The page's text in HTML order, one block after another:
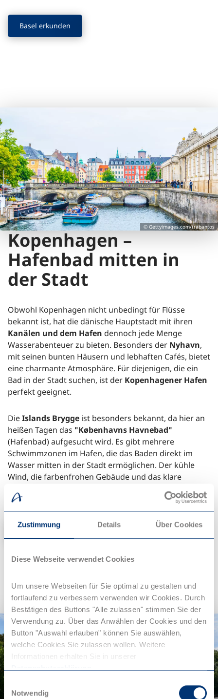
Zustimmung Details Über Cookies
Diese Webseite verwendet Cookies
Um unsere Webseiten für Sie optimal zu gestalten und
fortlaufend zu verbessern verwenden wir Cookies. Durch
Bestätigen des Buttons "Alle zulassen" stimmen Sie der
Verwendung zu. Über das Anwählen der Cookies und den
Button "Auswahl erlauben" können Sie auswählen,
welche Cookies Sie zulassen wollen. Weitere
Informationen erhalten Sie in unserer
Notwendig
Basel erkunden
Kopenhagen –
Hafenbad mitten in
der Stadt
Obwohl Kopenhagen nicht unbedingt für Flüsse
bekannt ist, hat die dänische Hauptstadt mit ihren
Kanälen und dem Hafen dennoch jede Menge
Wasserabenteuer zu bieten. Besonders der Nyhavn,
mit seinen bunten Häusern und lebhaften Cafés, bietet
eine charmante Atmosphäre. Für diejenigen, die ein
Bad in der Stadt suchen, ist der Kopenhagener Hafen
perfekt geeignet.
DieIslands Brygge ist besonders bekannt, da hier an
heißen Tagen das "Københavns Havnebad"
(Hafenbad) aufgesucht wird. Es gibt mehrere
Schwimmzonen im Hafen, die das Baden direkt im
Wasser mitten in der Stadt ermöglichen. Der kühle
Wind, die farbenfrohen Gebäude und das klare
erfrischenden und unvergesslichen Erfahrung.
Kopenhagen erkunden
© Gettyimages.com/trabantos